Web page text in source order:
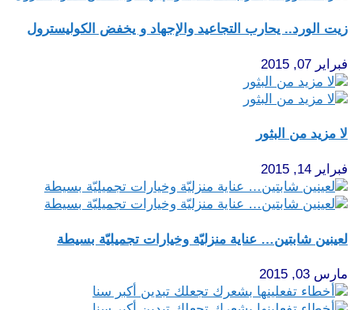
زيت الورد.. يحارب التجاعيد والإجهاد و يخفض الكوليسترول
فبراير 07, 2015
لا مزيد من البثور
فبراير 14, 2015
لعينين شابتين… عناية منزليّة وخيارات تجميليّة بسيطة
مارس 03, 2015